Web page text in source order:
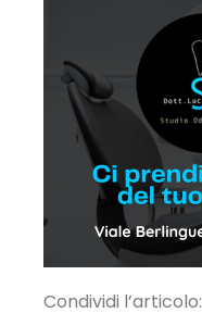
Condividi l’articolo: